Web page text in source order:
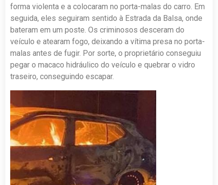
forma violenta e a colocaram no porta-malas do carro. Em
seguida, eles seguiram sentido à Estrada da Balsa, onde
bateram em um poste. Os criminosos desceram do
veículo e atearam fogo, deixando a vítima presa no porta-
malas antes de fugir. Por sorte, o proprietário conseguiu
pegar o macaco hidráulico do veículo e quebrar o vidro
traseiro, conseguindo escapar.